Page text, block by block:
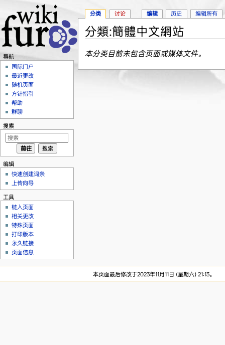
分類:簡體中文網站
本分类目前未包含页面或媒体文件。
分类 讨论 编辑 历史 编辑所有
导航
国际门户
最近更改
随机页面
方针指引
帮助
群聊
搜索
编辑
快速创建词条
上传向导
工具
链入页面
相关更改
特殊页面
打印版本
永久链接
页面信息
本页面最后修改于2023年11月11日 (星期六) 21:13。